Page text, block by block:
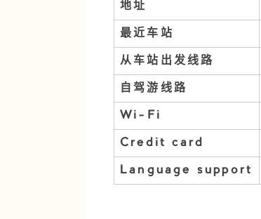
地址
最近车站
从车站出发线路
自驾游线路
Wi-Fi
Credit card
Language support